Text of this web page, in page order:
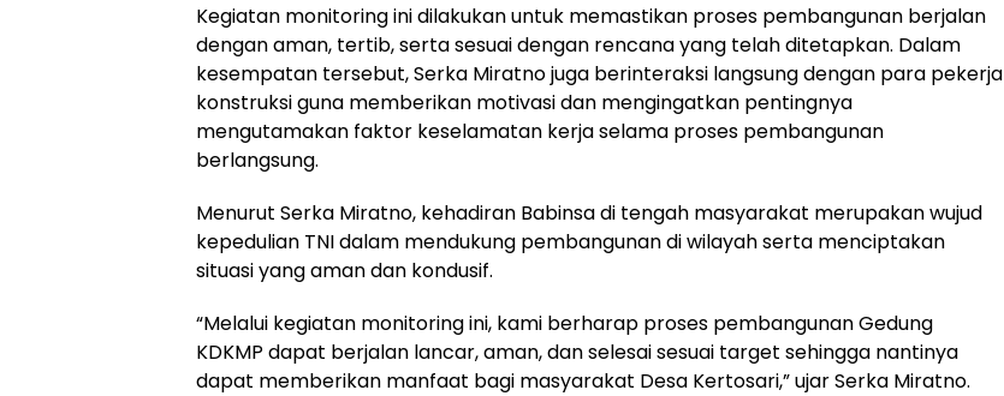
Kegiatan monitoring ini dilakukan untuk memastikan proses pembangunan berjalan
dengan aman, tertib, serta sesuai dengan rencana yang telah ditetapkan. Dalam
kesempatan tersebut, Serka Miratno juga berinteraksi langsung dengan para pekerja
konstruksi guna memberikan motivasi dan mengingatkan pentingnya
mengutamakan faktor keselamatan kerja selama proses pembangunan
berlangsung.
Menurut Serka Miratno, kehadiran Babinsa di tengah masyarakat merupakan wujud
kepedulian TNI dalam mendukung pembangunan di wilayah serta menciptakan
situasi yang aman dan kondusif.
“Melalui kegiatan monitoring ini, kami berharap proses pembangunan Gedung
KDKMP dapat berjalan lancar, aman, dan selesai sesuai target sehingga nantinya
dapat memberikan manfaat bagi masyarakat Desa Kertosari,” ujar Serka Miratno.